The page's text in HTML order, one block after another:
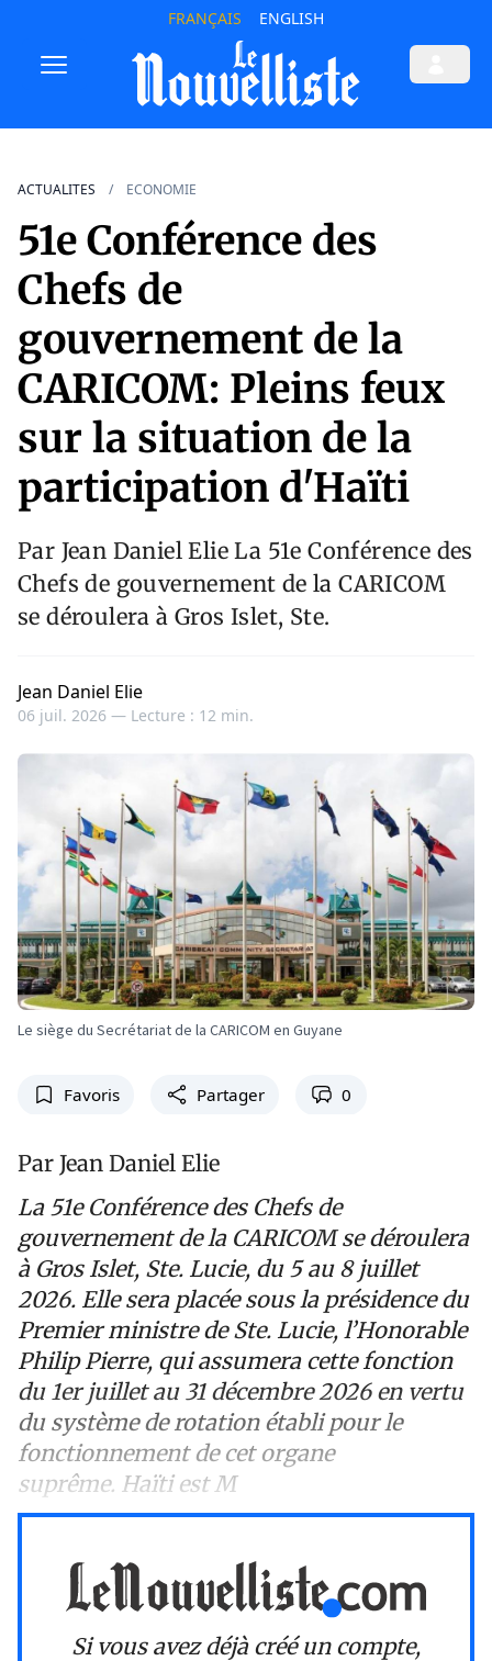
FRANÇAIS ENGLISH
ACTUALITES ECONOMIE
51e Conférence des
Chefs de
gouvernement de la
CARICOM: Pleins feux
sur la situation de la
participation d'Haïti
Par Jean Daniel Elie La 51e Conférence des
Chefs de gouvernement de la CARICOM
se déroulera à Gros Islet, Ste.
Jean Daniel Elie
06 juil. 2026 — Lecture : 12 min.
Le siège du Secrétariat de la CARICOM en Guyane
Favoris Partager 0
Par Jean Daniel Elie
La 51e Conférence des Chefs de
gouvernement de la CARICOM se déroulera
à Gros Islet, Ste. Lucie, du 5 au 8 juillet
2026. Elle sera placée sous la présidence du
Premier ministre de Ste. Lucie, l’Honorable
Philip Pierre, qui assumera cette fonction
du 1er juillet au 31 décembre 2026 en vertu
du système de rotation établi pour le
fonctionnement de cet organe
suprême. Haïti est M
Si vous avez déjà créé un compte,